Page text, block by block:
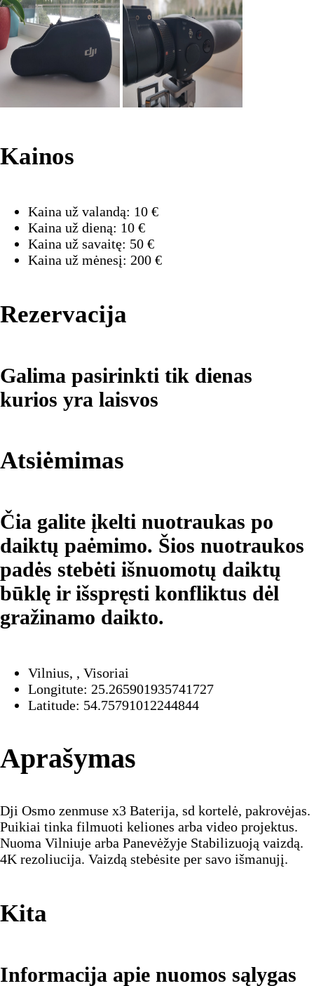
Kainos
Kaina už valandą: 10 €
Kaina už dieną: 10 €
Kaina už savaitę: 50 €
Kaina už mėnesį: 200 €
Rezervacija
Galima pasirinkti tik dienas
kurios yra laisvos
Atsiėmimas
Čia galite įkelti nuotraukas po
daiktų paėmimo. Šios nuotraukos
padės stebėti išnuomotų daiktų
būklę ir išspręsti konfliktus dėl
gražinamo daikto.
Vilnius, , Visoriai
Longitute: 25.265901935741727
Latitude: 54.75791012244844
Aprašymas
Dji Osmo zenmuse x3 Baterija, sd kortelė, pakrovėjas.
Puikiai tinka filmuoti keliones arba video projektus.
Nuoma Vilniuje arba Panevėžyje Stabilizuoją vaizdą.
4K rezoliucija. Vaizdą stebėsite per savo išmanujį.
Kita
Informacija apie nuomos sąlygas